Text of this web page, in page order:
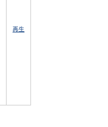
再生